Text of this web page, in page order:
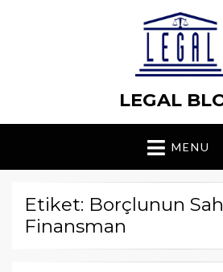
LEGAL
MENU
Etiket: Borçlunun
Finansman